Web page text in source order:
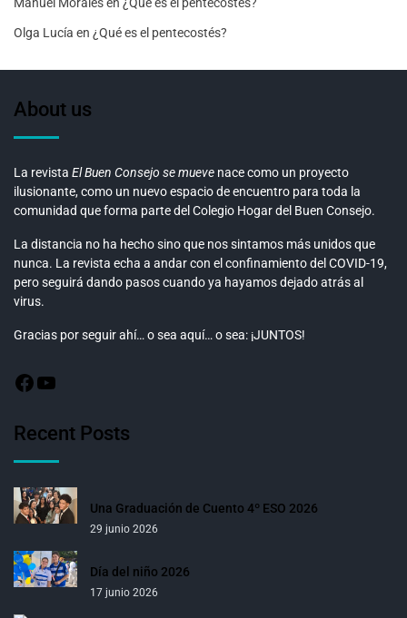
Manuel Moralesen ¿Qué es el pentecostés?
Olga Lucía en ¿Qué es el pentecostés?
About us
La revista El Buen Consejo se mueve nace como un proyecto
ilusionante, como un nuevo espacio de encuentro para toda la
comunidad que forma parte del Colegio Hogar del Buen Consejo.
La distancia no ha hecho sino que nos sintamos más unidos que
nunca. La revista echa a andar con el confinamiento del COVID-19,
pero seguirá dando pasos cuando ya hayamos dejado atrás al
virus.
Gracias por seguir ahí… o sea aquí… o sea: ¡JUNTOS!
Recent Posts
Una Graduación de Cuento 4º ESO 2026
29 junio 2026
Día del niño 2026
17 junio 2026